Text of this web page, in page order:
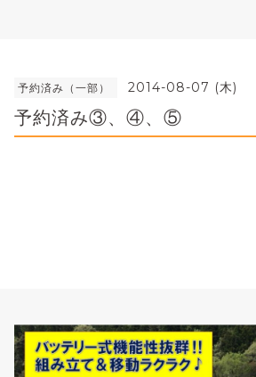
予約済み（一部） 2014-08-07 (木)
予約済み③、④、⑤